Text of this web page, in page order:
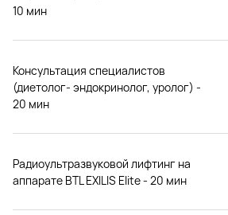
10 мин
Консультация специалистов
(диетолог- эндокринолог, уролог) -
20 мин
Радиоультразвуковой лифтинг на
аппарате BTL EXILIS Elite - 20 мин